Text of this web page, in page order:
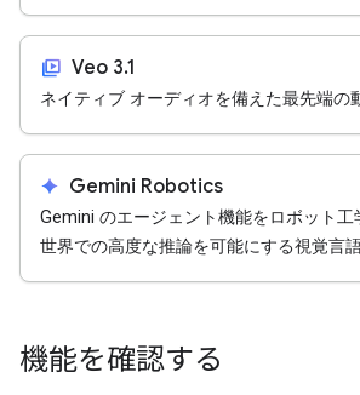
video_library Veo 3.1
ネイティブ オーディオを備えた最先端の
spark Gemini Robotics
Gemini のエージェント機能をロボット工
世界での高度な推論を可能にする視覚言
機能を確認する